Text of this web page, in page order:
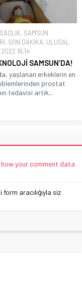
SAĞLIK, SAMSUN
, SON DAKİKA, ULUSAL
16:14
SAMSUN’DA!
yaşlanan erkeklerin en
prostat
tedavisi artık...
how your comment data
aracılığıyla siz